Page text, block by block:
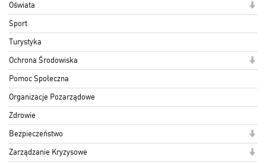
Oświata
Sport
Turystyka
Ochrona Środowiska
Pomoc Społeczna
Organizacje Pozarządowe
Zdrowie
Bezpieczeństwo
Zarządzanie Kryzysowe